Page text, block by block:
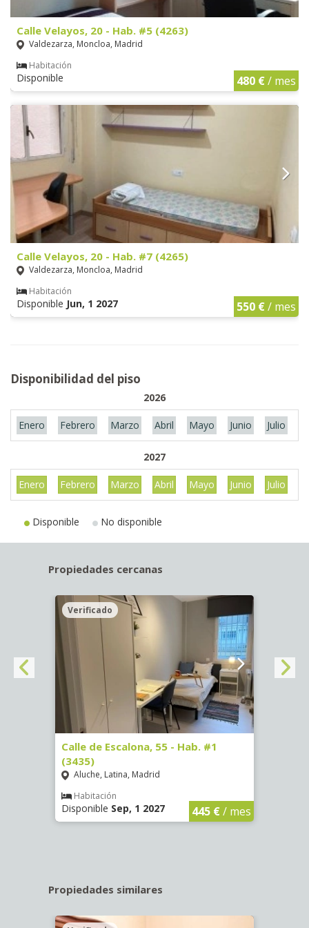
Calle Velayos, 20 - Hab. #5 (4263)
Valdezarza, Moncloa, Madrid
Habitación
Disponible 480 €/ mes
Calle Velayos, 20 - Hab. #7 (4265)
Valdezarza, Moncloa, Madrid
Habitación
Disponible Jun, 1 2027 550 €/ mes
Disponibilidad del piso
2026
Enero Febrero Marzo Abril Mayo Junio Julio
2027
Enero Febrero Marzo Abril Mayo Junio Julio
Disponible No disponible
Propiedades cercanas
Verificado
Calle de Escalona, 55 - Hab. #1
(3435)
Aluche, Latina, Madrid
Habitación
Disponible Sep, 1 2027 445 €/ mes
Propiedades similares